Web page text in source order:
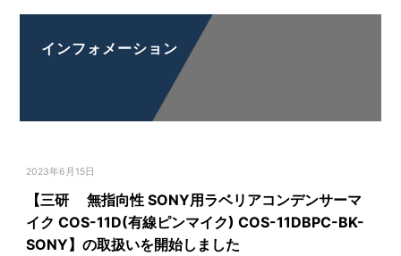
インフォメーション
2023年6月15日
【三研 無指向性 SONY用ラベリアコンデンサーマ
イク COS-11D(有線ピンマイク) COS-11DBPC-BK-
SONY】の取扱いを開始しました